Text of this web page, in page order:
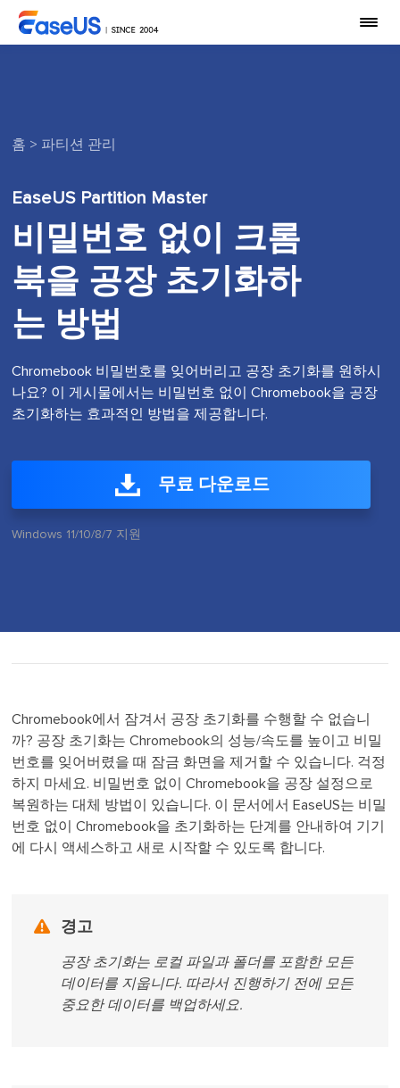
홈 > 파티션 관리
EaseUS Partition Master
비밀번호 없이 크롬
북을 공장 초기화하
는 방법
Chromebook 비밀번호를 잊어버리고 공장 초기화를 원하시
나요? 이 게시물에서는 비밀번호 없이 Chromebook을 공장
초기화하는 효과적인 방법을 제공합니다.
무료 다운로드
Windows 11/10/8/7 지원
Chromebook에서 잠겨서 공장 초기화를 수행할 수 없습니
까? 공장 초기화는 Chromebook의 성능/속도를 높이고 비밀
번호를 잊어버렸을 때 잠금 화면을 제거할 수 있습니다. 걱정
하지 마세요. 비밀번호 없이 Chromebook을 공장 설정으로
복원하는 대체 방법이 있습니다. 이 문서에서 EaseUS는 비밀
번호 없이 Chromebook을 초기화하는 단계를 안내하여 기기
에 다시 액세스하고 새로 시작할 수 있도록 합니다.
 경고
공장 초기화는 로컬 파일과 폴더를 포함한 모든
데이터를 지웁니다. 따라서 진행하기 전에 모든
중요한 데이터를 백업하세요.